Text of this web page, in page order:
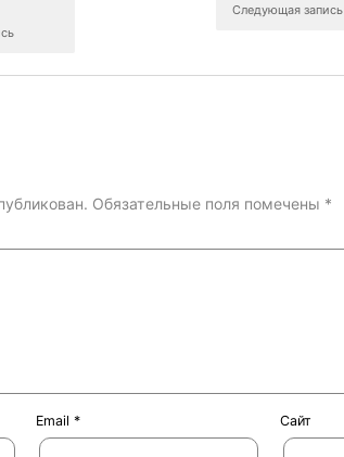
Следующая запись
Обязательные поля помечены *
Email* Сайт